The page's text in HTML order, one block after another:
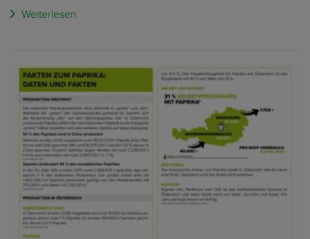
Weiterlesen